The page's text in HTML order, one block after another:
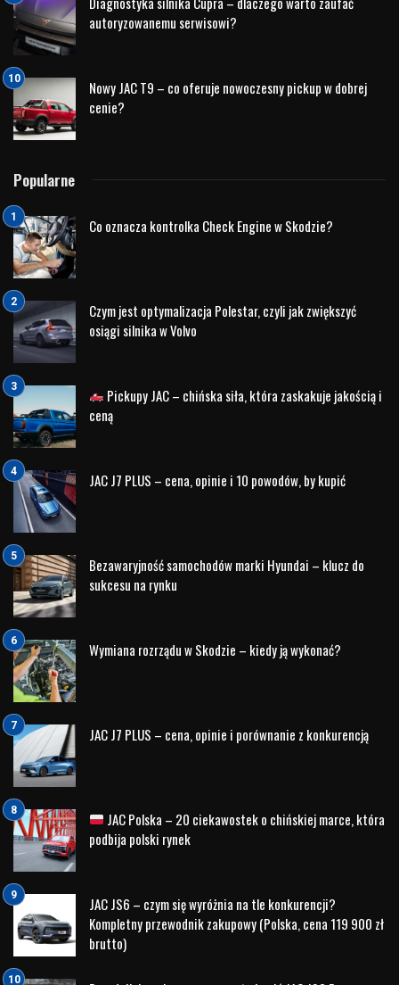
Hyundai, jako pierwszy producent samochodów i
programu samochodów używanych. Proces szkoleń
Hyundai Promisezakłada podnoszenie kompetencji
zespołów handlowych w tym obszarze oraz stworzenie
obsługę samochodów ekologicznych.
ProgramHyundai Promisesprzedażysamochodów
używanych
Hyundai z siedmiu krajów europejskich. Jest to
zdecydowany krok naprzód jeśli chodzi o strategię
samochodów używanych marki Hyundai. Nowy program, do
2020 roku, zastąpi dotychczasowe programy
używanych
marki tj. Hyundai i-Best oraz H-Promise.
Hyundai Promise oraz Sprawdzone Samochody
Używane
Wszystkie samochody sprzedawane w programie Hyundai
dwuletnią gwarancją, które mają mniej niż 5 lat i przebieg
niższy niż 120 000 km. Oznacza to, że pojazd Hyundai,
który wkrótce osiągnie pięć lat, otrzyma dodatkową
dwuletnią gwarancję.
Dealerzy, należący do programu Hyundai Promise będą
oferować również pojazdy pod szyldem Sprawdzone